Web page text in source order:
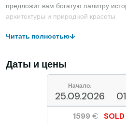
предложит вам богатую палитру
архитектуры и природной красоты.
Читать полностью↓
Даты и цены
Начало:
25.09.2026
1599 €